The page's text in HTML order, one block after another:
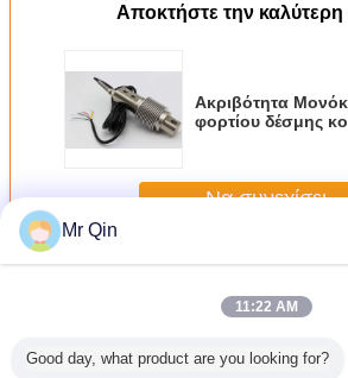
Αποκτήστε την καλύτερη
Ακριβότητα
φορτίου δέσμης
Να συνεχίσει
Περισσότεροικύτταρο φορτίων
Mr Qin
11:22 AM
Good day, what product are you looking for?